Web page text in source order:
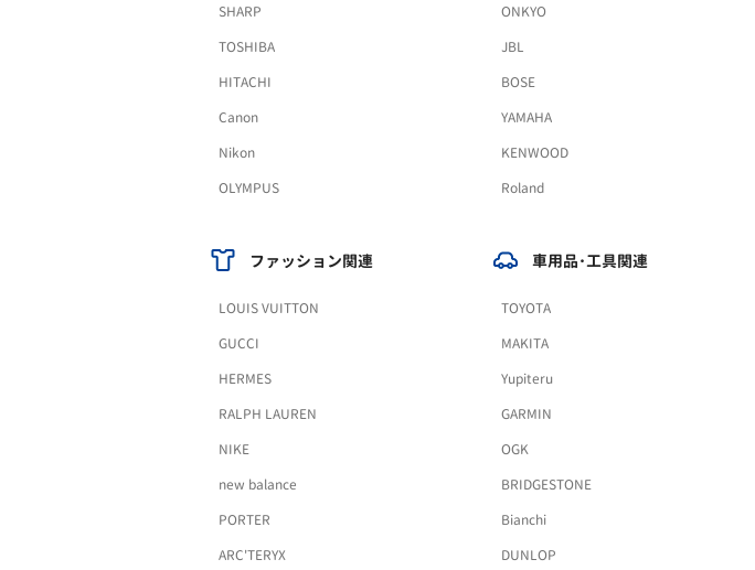
SHARP
TOSHIBA
HITACHI
Canon
Nikon
OLYMPUS
ONKYO
JBL
BOSE
YAMAHA
KENWOOD
Roland
ファッション関連
LOUIS VUITTON
GUCCI
HERMES
RALPH LAUREN
NIKE
new balance
PORTER
ARC'TERYX
車用品･工具関連
TOYOTA
MAKITA
Yupiteru
GARMIN
OGK
BRIDGESTONE
Bianchi
DUNLOP